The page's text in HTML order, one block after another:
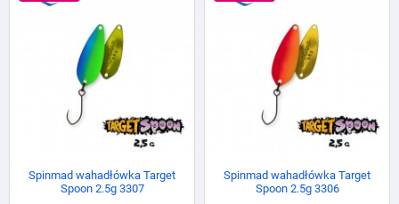
Spinmad wahadłówka Target
Spoon 2.5g 3307
Spinmad wahadłówka Target
Spoon 2.5g 3306